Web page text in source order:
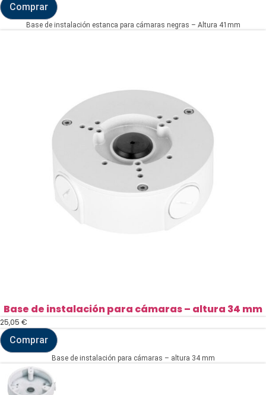
Base
de
instalación
Comprar
Base de instalación estanca para cámaras negras – Altura 41mm
Base de instalación para cámaras – altura 34 mm
25,05 €
Base
de
instalación
para
cámaras
Comprar
Base de instalación para cámaras – altura 34 mm